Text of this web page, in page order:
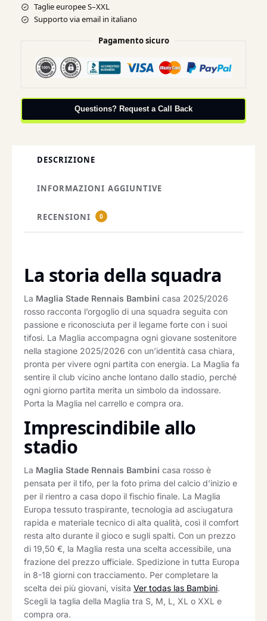
Taglie europee S–XXL
Supporto via email in italiano
Pagamento sicuro
Questions? Request a Call Back
DESCRIZIONE
INFORMAZIONI AGGIUNTIVE
RECENSIONI 0
La storia della squadra
La Maglia Stade Rennais Bambini casa 2025/2026
rosso racconta l’orgoglio di una squadra seguita con
passione e riconosciuta per il legame forte con i suoi
tifosi. La Maglia accompagna ogni giovane sostenitore
nella stagione 2025/2026 con un’identità casa chiara,
pronta per vivere ogni partita con energia. La Maglia fa
sentire il club vicino anche lontano dallo stadio, perché
ogni giorno partita merita un simbolo da indossare.
Porta la Maglia nel carrello e compra ora.
Imprescindibile allo
stadio
La Maglia Stade Rennais Bambini casa rosso è
pensata per il tifo, per la foto prima del calcio d’inizio e
per il rientro a casa dopo il fischio finale. La Maglia
Europa tessuto traspirante, tecnologia ad asciugatura
rapida e materiale tecnico di alta qualità, così il comfort
resta alto durante il gioco e sugli spalti. Con un prezzo
di 19,50 €, la Maglia resta una scelta accessibile, una
frazione del prezzo ufficiale. Spedizione in tutta Europa
in 8-18 giorni con tracciamento. Per completare la
scelta dei più giovani, visita Ver todas las Bambini.
Scegli la taglia della Maglia tra S, M, L, XL o XXL e
compra ora.